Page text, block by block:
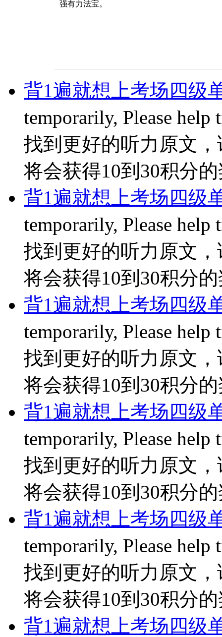
强有力法宝。
背1遍就想上考场四级
temporarily, Please
找到更好的听力原文
将会获得10到30积分
背1遍就想上考场四级
temporarily, Please
找到更好的听力原文
将会获得10到30积分
背1遍就想上考场四级
temporarily, Please
找到更好的听力原文
将会获得10到30积分
背1遍就想上考场四级
temporarily, Please
找到更好的听力原文
将会获得10到30积分
背1遍就想上考场四级
temporarily, Please
找到更好的听力原文
将会获得10到30积分
背1遍就想上考场四级